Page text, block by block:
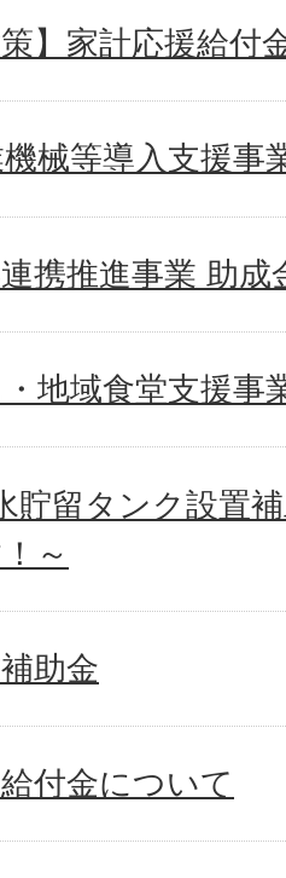
策】家計応援給付
械等導入支援事
携推進事業 助
地域食堂支援事
貯留タンク設置
～
助金
付金について